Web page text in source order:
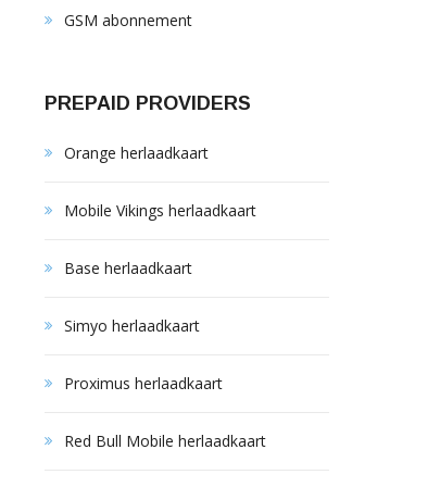
GSM abonnement
PREPAID PROVIDERS
Orange herlaadkaart
Mobile Vikings herlaadkaart
Base herlaadkaart
Simyo herlaadkaart
Proximus herlaadkaart
Red Bull Mobile herlaadkaart